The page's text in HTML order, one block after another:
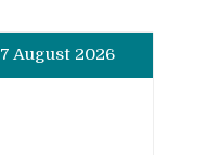
7 August 2026